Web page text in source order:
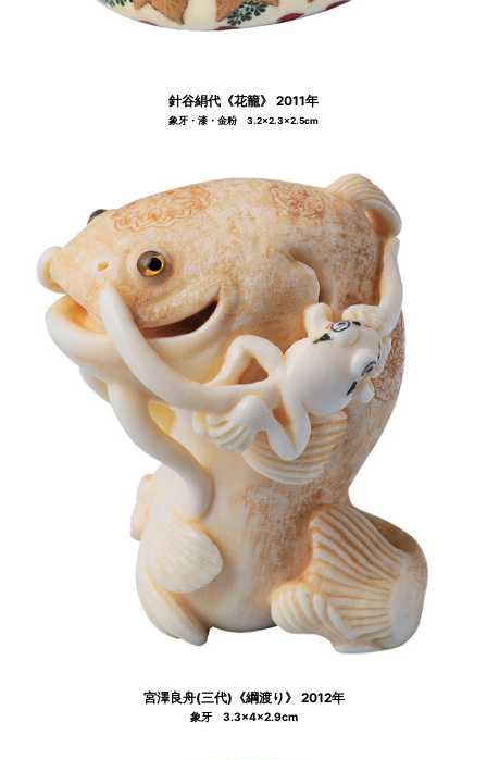
針谷絹代《花籠》 2011年
象牙・漆・金粉 3.2×2.3×2.5cm
宮澤良舟(三代)《綱渡り》 2012年
象牙 3.3×4×2.9cm